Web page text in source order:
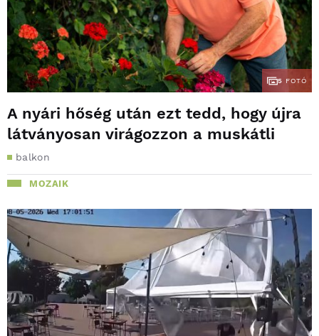
5 FOTÓ
A nyári hőség után ezt tedd, hogy újra
látványosan virágozzon a muskátli
balkon
MOZAIK